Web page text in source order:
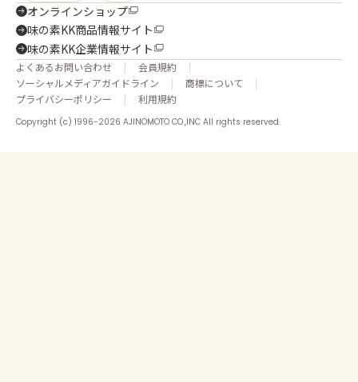
オンラインショップ
味の素KK商品情報サイト
味の素KK企業情報サイト
よくあるお問い合わせ
会員規約
ソーシャルメディアガイドライン
商標について
プライバシーポリシー
利用規約
Copyright (c) 1996-2026 AJINOMOTO CO.,INC All rights reserved.